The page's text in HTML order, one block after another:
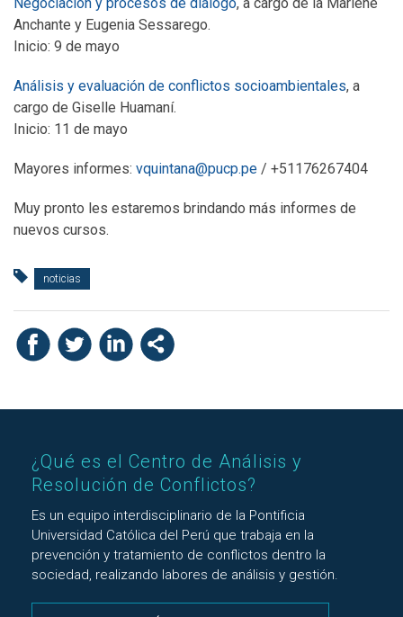
Anchante y Eugenia Sessarego.
Inicio: 9 de mayo
Análisis y evaluación de conflictos socioambientales, a
cargo de Giselle Huamaní.
Inicio: 11 de mayo
Mayores informes: vquintana@pucp.pe / +51176267404
Muy pronto les estaremos brindando más informes de
nuevos cursos.
noticias
¿Qué es el Centro de Análisis y
Resolución de Conflictos?
Es un equipo interdisciplinario de la Pontificia
Universidad Católica del Perú que trabaja en la
prevención y tratamiento de conflictos dentro la
sociedad, realizando labores de análisis y gestión.